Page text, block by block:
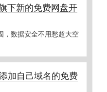
下新的免费网盘开
，数据安全不用愁超大空
加自己域名的免费